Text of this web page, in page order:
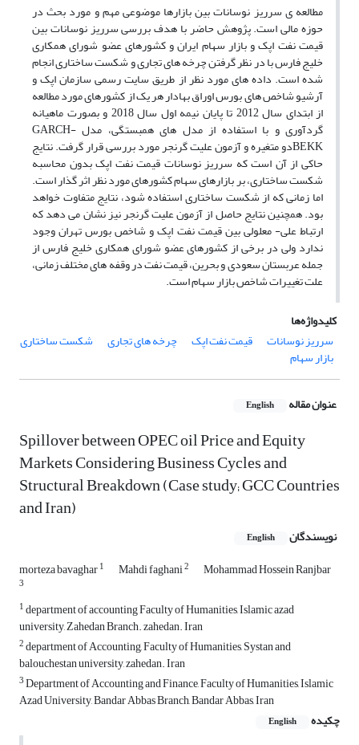
مطالعه ی سرریز نوسانات بین بازارها موضوعی مهم و مورد بحث در
حوزه مالی است. پژوهش حاضر با هدف بررسی سرریز نوسانات بین
قیمت نفت اپک و بازار سهام ایران و کشورهای عضو شورای همکاری
خلیج فارس با در نظر گرفتن چرخه های تجاری و شکست ساختاری انجام
شده است. داده های مورد نظر از طریق سایت رسمی سازمان اپک و
آرشیو شاخص های بورس اوراق بهادار هر یک از کشورهای مورد مطالعه
از ابتدای سال 2012 تا پایان نیمه اول سال 2018 و بصورت ماهیانه
گردآوری و با استفاده از مدل های همبستگی، مدل GARCH-
BEKKدو متغیره و آزمون علیت گرنجر مورد بررسی قرار گرفت. نتایج
حاکی از آن است که سرریز نوسانات قیمت نفت اپک بدون محاسبه
شکست ساختاری، بر بازارهای سهام کشورهای مورد نظر اثر گذار است.
اما زمانی که از شکست ساختاری استفاده شود، نتایج متفاوت خواهد
بود. همچنین نتایج حاصل از آزمون علیت گرنجر نیز نشان می دهد که
ارتباط علی- معلولی بین قیمت نفت اپک و شاخص بورس تهران وجود
ندارد ولی در برخی از کشورهای عضو شورای همکاری خلیج فارس از
جمله عربستان سعودی و بحرین، قیمت نفت در وقفه های مختلف زمانی،
علت تغییرات شاخص بازار سهام است.
کلیدواژه‌ها
سرریز نوسانات
قیمت نفت اپک چرخه های تجاری شکست ساختاری
بازار سهام
عنوان مقاله English
Spillover between OPEC oil Price and Equity
Markets Considering Business Cycles and
Structural Breakdown (Case study; GCC Countries
and Iran)
نویسندگان English
morteza bavaghar1 Mahdi faghani2 Mohammad Hossein Ranjbar
3
1department of accounting Faculty of Humanities, Islamic azad
university, Zahedan Branch. zahedan. Iran
2department of Accounting, Faculty of Humanities, Systan and
balouchestan university, zahedan. Iran
3Department of Accounting and Finance, Faculty of Humanities, Islamic
Azad University, Bandar Abbas Branch, Bandar Abbas, Iran
چکیده
English